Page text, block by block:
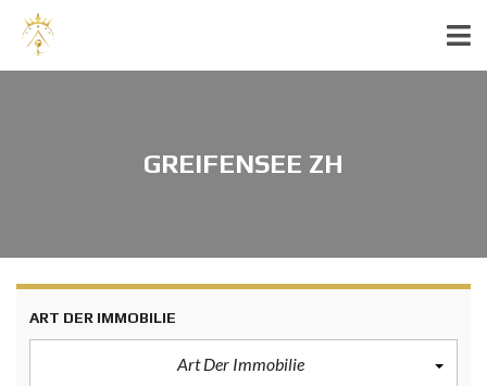
GREIFENSEE ZH
ART DER IMMOBILIE
Art Der Immobilie